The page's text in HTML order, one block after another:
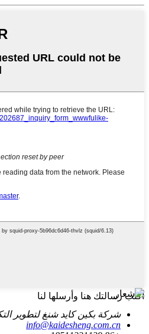
اكتب رسالتك هنا وأرسلها لنا
شركة بكين كايد شنغ لتطوير
info@kaidesheng.com.cn